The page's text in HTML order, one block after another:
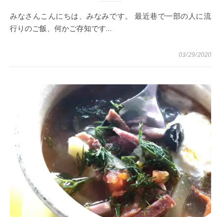
みなさんこんにちは、みなみです。 最近巷で一部の人に流
行りのご飯、何かご存知です…
03/29/2020